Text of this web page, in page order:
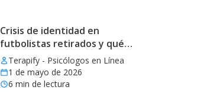
Crisis de identidad en
futbolistas retirados y qué
aprender
Terapify - Psicólogos en Línea
1 de mayo de 2026
6 min de lectura